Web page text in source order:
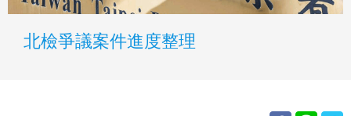
北檢爭議案件進度整理